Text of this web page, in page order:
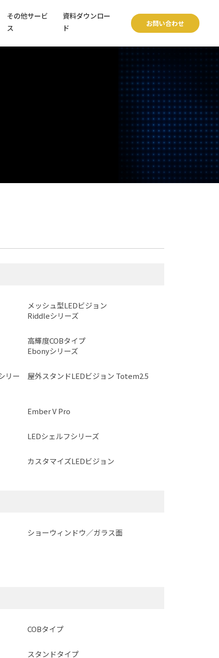
その他サービ
ス
資料ダウンロー
ド
お問い合わせ
メッシュ型LEDビジョン
Riddleシリーズ
高輝度COBタイプ
Ebonyシリーズ
リー 屋外スタンドLEDビジョン Totem2.5
Ember V Pro
LEDシェルフシリーズ
カスタマイズLEDビジョン
ショーウィンドウ／ガラス面
COBタイプ
スタンドタイプ